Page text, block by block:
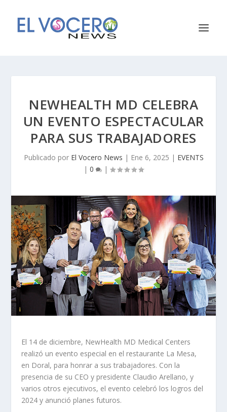
NEWHEALTH MD CELEBRA
UN EVENTO ESPECTACULAR
PARA SUS TRABAJADORES
Publicado por El Vocero News | Ene 6, 2025 | EVENTS
| 0 |
El 14 de diciembre, NewHealth MD Medical Centers
realizó un evento especial en el restaurante La Mesa,
en Doral, para honrar a sus trabajadores. Con la
presencia de su CEO y presidente Claudio Arellano, y
varios otros ejecutivos, el evento celebró los logros del
2024 y anunció planes futuros.